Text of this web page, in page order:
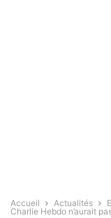
Accueil Actualités
Charlie Hebdo n’aurait